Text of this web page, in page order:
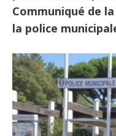
Communiqué de
la police